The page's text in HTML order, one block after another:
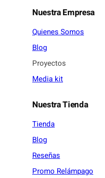
Nuestra Empresa
Quienes Somos
Blog
Proyectos
Media kit
Nuestra Tienda
Tienda
Blog
Reseñas
Promo Relámpago